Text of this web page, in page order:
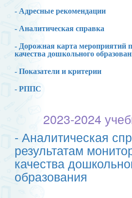
- Адресные рекомендации
- Аналитическая справка
- Дорожная карта мероприятий
качества дошкольного
- Показатели и критерии
- РППС
2023-2024
- Аналитическая
результатам
качества
образования